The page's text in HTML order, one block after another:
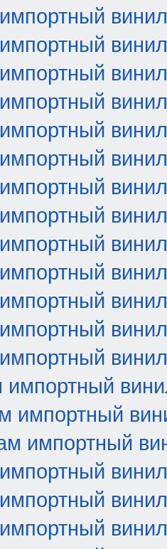
винил
винил
винил
винил
винил
винил
винил
винил
винил
винил
винил
винил
винил
импортный
импортный
импортный
винил
винил
винил